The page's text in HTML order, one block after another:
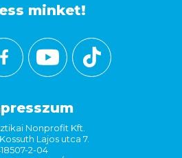
minket!
Nonprofit Kft.
Lajos utca 7.
2-04